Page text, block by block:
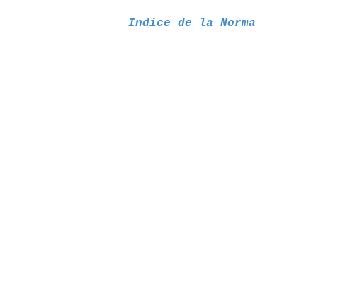
Indice de la Norma